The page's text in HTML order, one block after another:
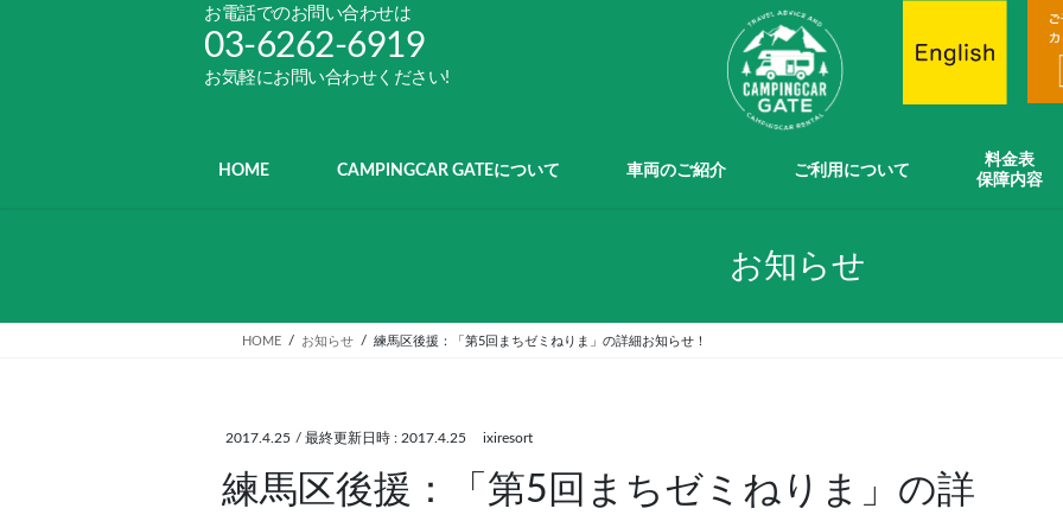
お電話でのお問い合わせは
03-6262-6919
お気軽にお問い合わせください!
HOME CAMPINGCAR GATEについて 車両のご紹介 ご利用について
料金表
保障内容
お知らせ
HOME お知らせ 練馬区後援：「第5回まちゼミねりま」の詳細お知らせ！
2017.4.25 / 最終更新日時 : 2017.4.25 ixiresort
練馬区後援：「第5回まちゼミねりま」の詳